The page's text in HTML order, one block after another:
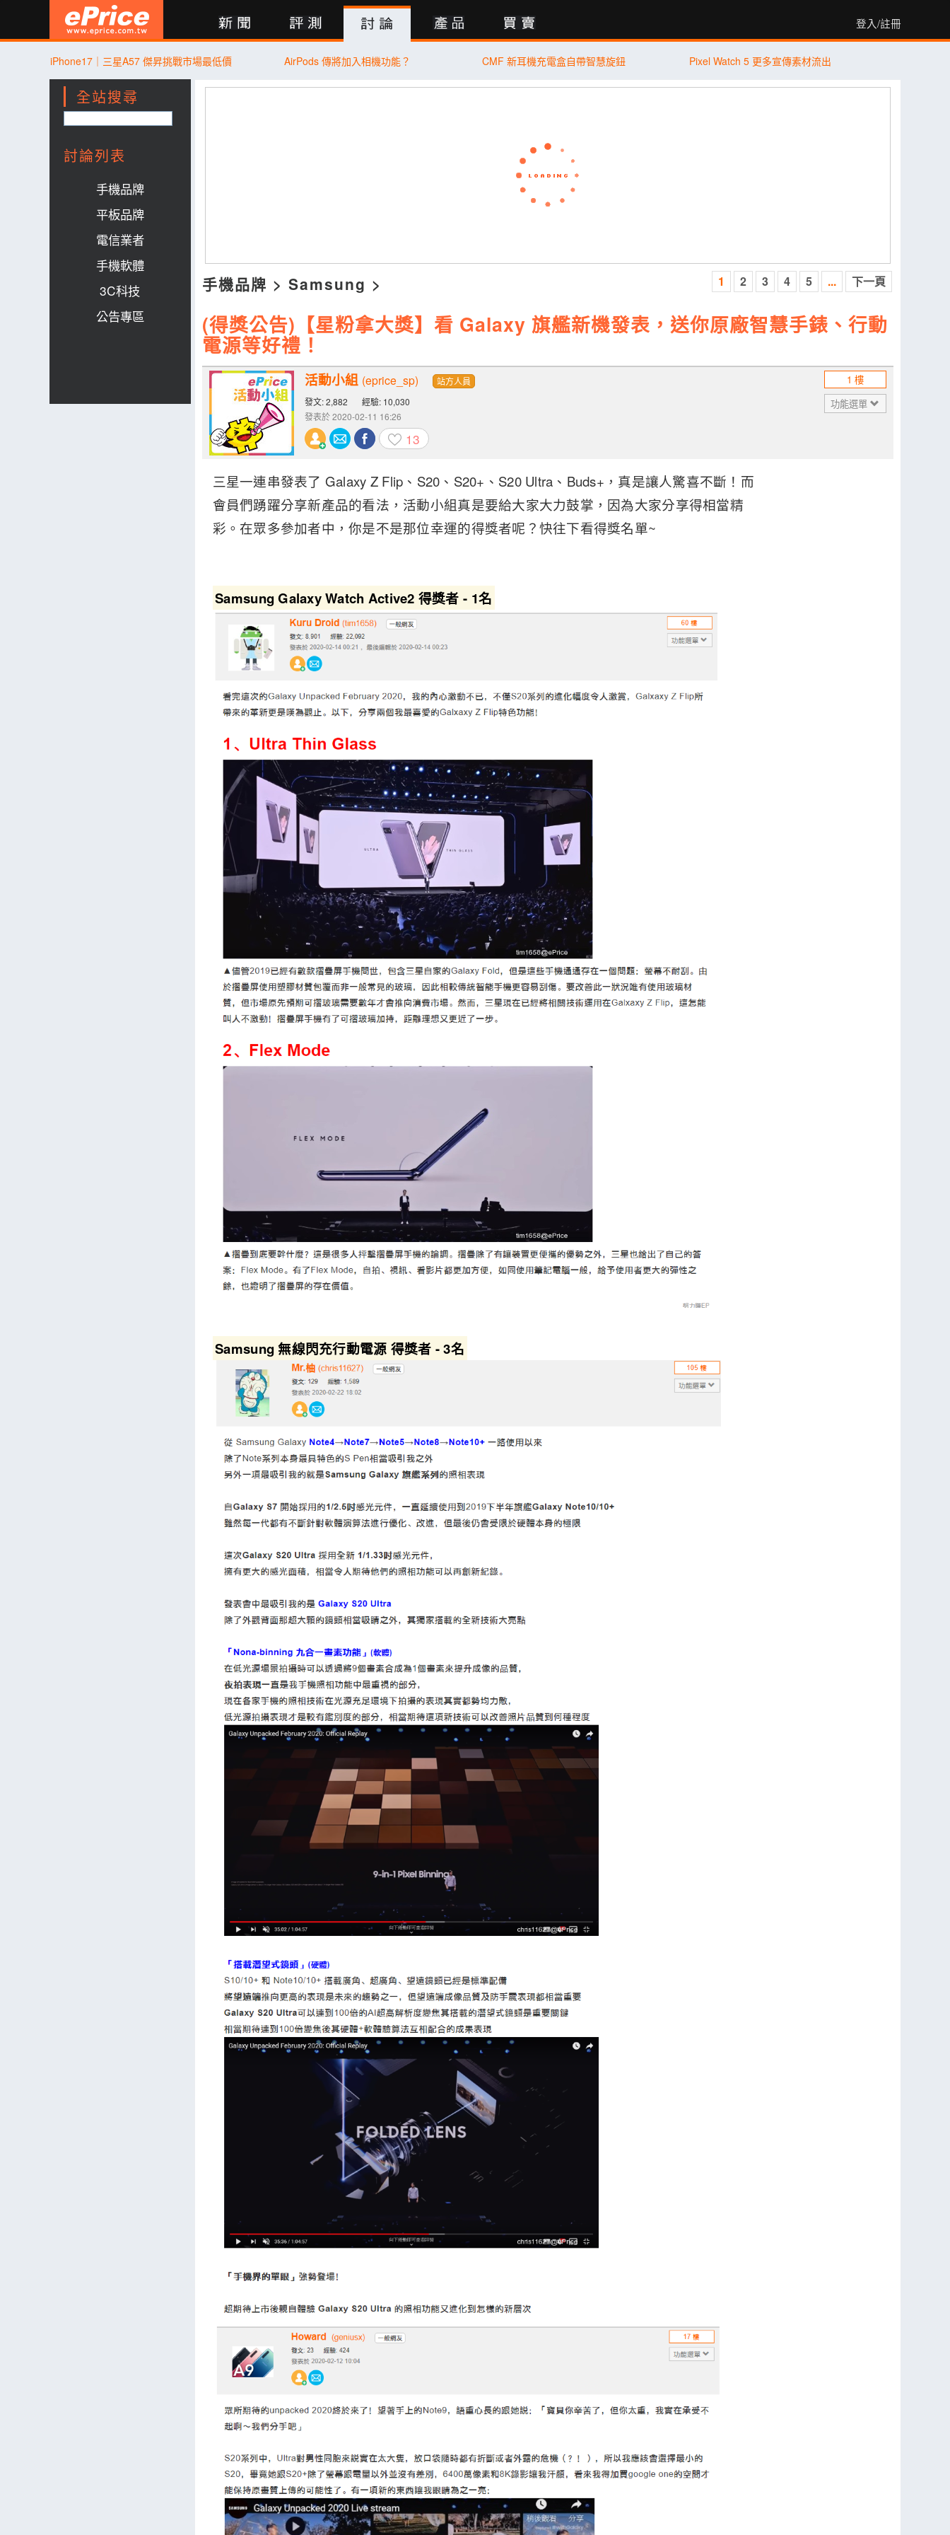
登入/註冊
評測 討論 產品 買賣 登入 行動版
iPhone17｜三星A57 傑昇挑戰市場最低價 AirPods 傳將加入相機功能？ CMF 新耳機充電盒自帶智慧旋鈕 Pixel Watch 5 更多宣傳素材流出
全站搜尋
討論列表
手機品牌
平板品牌
電信業者
手機軟體
3C科技
公告專區
手機品牌 > Samsung > 1 2 3 4 5 ... 下一頁
(得獎公告)【星粉拿大獎】看 Galaxy 旗艦新機發表，送你原廠智慧手錶、行動
電源等好禮！
活動小組 (eprice_sp)
站方人員
發文: 2,882
經驗: 10,030
發表於 2020-02-11 16:26
13
1 樓
功能選單
三星一連串發表了 Galaxy Z Flip、S20、S20+、S20 Ultra、Buds+，真是讓人驚喜不斷！而
會員們踴躍分享新產品的看法，活動小組真是要給大家大力鼓掌，因為大家分享得相當精
彩。在眾多參加者中，你是不是那位幸運的得獎者呢？快往下看得獎名單~
Samsung Galaxy Watch Active2 得獎者 - 1名
Samsung 無線閃充行動電源 得獎者 - 3名